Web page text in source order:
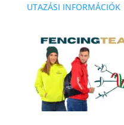
UTAZÁSI INFORMÁCIÓK